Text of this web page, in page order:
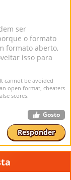
ser
o formato
formato aberto,
isso para
cannot be avoided
open format, cheaters
scores.
Gosto
Responder